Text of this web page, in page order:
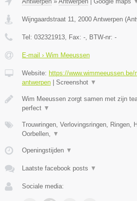
Wijngaardstraat 11 2000 Antwerpen (
Tel: 032321913 , Fax: - , BTW-nr: -
E-mail › Wim Meeussen
Website: https://www.wimmeeussen.be/
antwerpen | Screenshot ▼
Wim Meeussen zorgt samen met zijn
perfect ▼
Trouwringen, Verlovingsringen, Ringen,
Oorbellen,
▼
Openingstijden ▼
Laatste facebook posts ▼
Sociale media: